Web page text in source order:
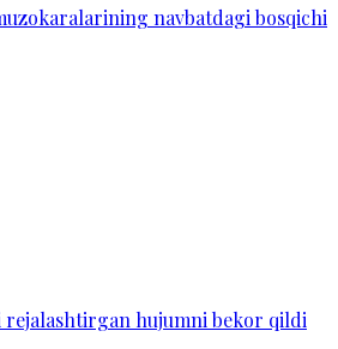
navbatdagi bosqichi
hujumni bekor qildi